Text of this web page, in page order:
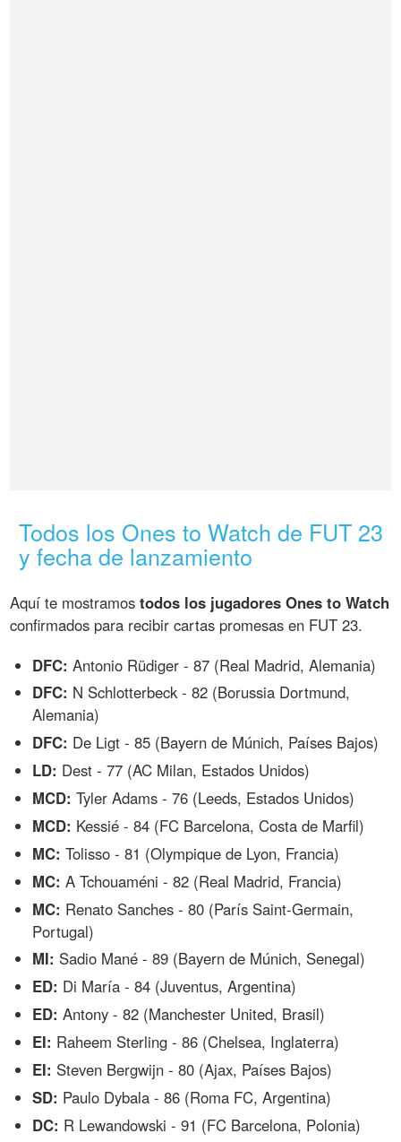
Todos los Ones to Watch de FUT 23
y fecha de lanzamiento
Aquí te mostramostodos los jugadores Ones to Watch
confirmados para recibir cartas promesas en FUT 23.
DFC: Antonio Rüdiger - 87 (Real Madrid, Alemania)
DFC: N Schlotterbeck - 82 (Borussia Dortmund,
Alemania)
DFC: De Ligt - 85 (Bayern de Múnich, Países Bajos)
LD: Dest - 77 (AC Milan, Estados Unidos)
MCD: Tyler Adams - 76 (Leeds, Estados Unidos)
MCD: Kessié - 84 (FC Barcelona, Costa de Marfil)
MC: Tolisso - 81 (Olympique de Lyon, Francia)
MC: A Tchouaméni - 82 (Real Madrid, Francia)
MC: Renato Sanches - 80 (París Saint-Germain,
Portugal)
MI: Sadio Mané - 89 (Bayern de Múnich, Senegal)
ED: Di María - 84 (Juventus, Argentina)
ED: Antony - 82 (Manchester United, Brasil)
EI: Raheem Sterling - 86 (Chelsea, Inglaterra)
EI: Steven Bergwijn - 80 (Ajax, Países Bajos)
SD: Paulo Dybala - 86 (Roma FC, Argentina)
DC: R Lewandowski - 91 (FC Barcelona, Polonia)